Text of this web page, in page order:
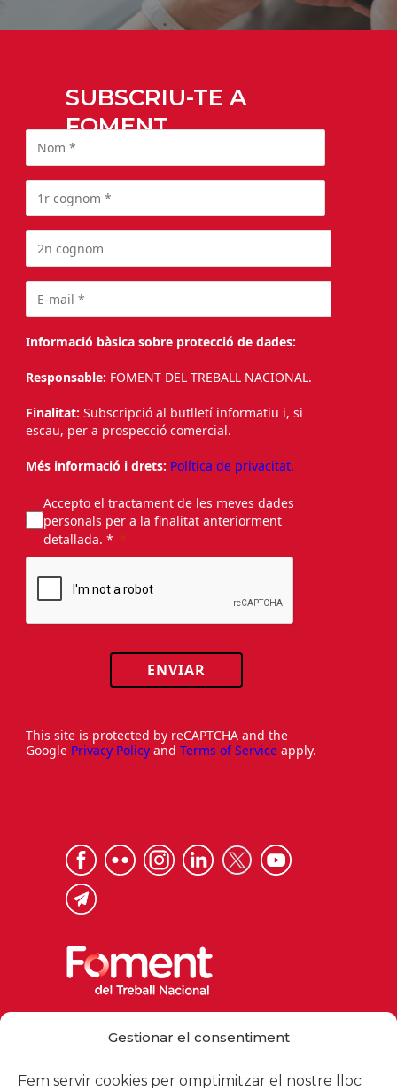
Gestionar el consentiment
Fem servir cookies per omptimitzar el nostre lloc
SUBSCRIU-TE A
FOMENT
Informació bàsica sobre protecció de dades:
Responsable: FOMENT DEL TREBALL NACIONAL.
Finalitat: Subscripció al butlletí informatiu i, si
escau, per a prospecció comercial.
Més informació i drets: Política de privacitat.
Accepto el tractament de les meves dades
personals per a la finalitat anteriorment
detallada. *
ENVIAR
This site is protected by reCAPTCHA and the
Google Privacy Policy and Terms of Service apply.
foment@foment.com